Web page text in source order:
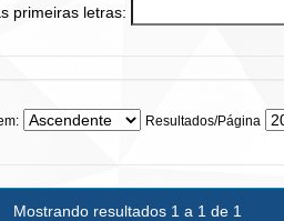
primeiras letras:
Resultados/Página
Mostrando resultados 1 a 1 de 1